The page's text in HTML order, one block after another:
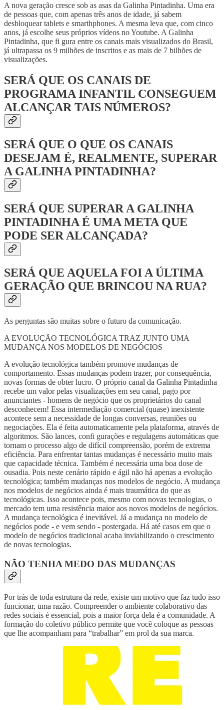
A nova geração cresce sob as asas da Galinha Pintadinha. Uma era
de pessoas que, com apenas três anos de idade, já sabem
desbloquear tablets e smarthphones. A mesma leva que, com cinco
anos, já escolhe seus próprios vídeos no Youtube. A Galinha
Pintadinha, que fi gura entre os canais mais visualizados do Brasil,
já ultrapassa os 9 milhões de inscritos e as mais de 7 bilhões de
visualizações.
SERÁ QUE OS CANAIS DE
PROGRAMA INFANTIL CONSEGUEM
ALCANÇAR TAIS NÚMEROS?
SERÁ QUE O QUE OS CANAIS
DESEJAM É, REALMENTE, SUPERAR
A GALINHA PINTADINHA?
SERÁ QUE SUPERAR A GALINHA
PINTADINHA É UMA META QUE
PODE SER ALCANÇADA?
SERÁ QUE AQUELA FOI A ÚLTIMA
GERAÇÃO QUE BRINCOU NA RUA?
As perguntas são muitas sobre o futuro da comunicação.
A EVOLUÇÃO TECNOLÓGICA TRAZ JUNTO UMA
MUDANÇA NOS MODELOS DE NEGÓCIOS
A evolução tecnológica também promove mudanças de
comportamento. Essas mudanças podem trazer, por consequência,
novas formas de obter lucro. O próprio canal da Galinha Pintadinha
recebe um valor pelas visualizações em seu canal, pago por
anunciantes - homens de negócio que os proprietários do canal
desconhecem! Essa intermediação comercial (quase) inexistente
acontece sem a necessidade de longas conversas, reuniões ou
negociações. Ela é feita automaticamente pela plataforma, através de
algoritmos. São lances, confi gurações e regulagens automáticas que
tornam o processo algo de difícil compreensão, porém de extrema
eficiência. Para enfrentar tantas mudanças é necessário muito mais
que capacidade técnica. Também é necessária uma boa dose de
ousadia. Pois neste cenário rápido e ágil não há apenas a evolução
tecnológica; também mudanças nos modelos de negócio. A mudança
nos modelos de negócios ainda é mais traumática do que as
tecnológicas. Isso acontece pois, mesmo com novas tecnologias, o
mercado tem uma resistência maior aos novos modelos de negócios.
A mudança tecnológica é inevitável. Já a mudança no modelo de
negócios pode - e vem sendo - postergada. Há até casos em que o
modelo de negócios tradicional acaba inviabilizando o crescimento
de novas tecnologias.
NÃO TENHA MEDO DAS MUDANÇAS
Por trás de toda estrutura da rede, existe um motivo que faz tudo isso
funcionar, uma razão. Compreender o ambiente colaborativo das
redes sociais é essencial, pois a maior força dela é a comunidade. A
formação do coletivo público permite que você coloque as pessoas
que lhe acompanham para “trabalhar” em prol da sua marca.